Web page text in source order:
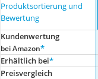
Produktsortierung und
Bewertung
Kundenwertung
bei Amazon*
Erhältlich bei*
Preis­vergleich